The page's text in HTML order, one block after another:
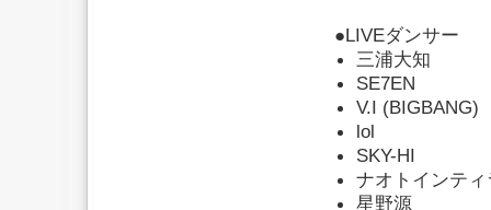
●LIVEダンサー
三浦大知
SE7EN
V.I (BIGBANG)
lol
SKY-HI
ナオトインテ
星野源